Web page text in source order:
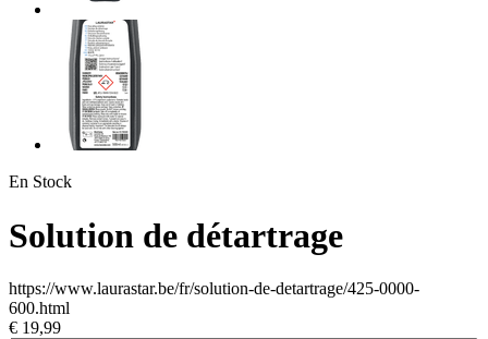
En Stock
Solution de détartrage
https://www.laurastar.be/fr/solution-de-detartrage/425-0000-
600.html
€ 19,99